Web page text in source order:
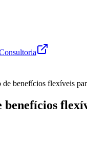
de benefícios flexíveis